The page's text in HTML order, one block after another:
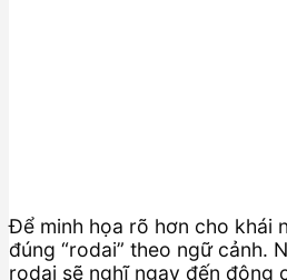
Để minh họa rõ hơn cho khái
đúng “rodai” theo ngữ cảnh.
rodai sẽ nghĩ ngay đến động